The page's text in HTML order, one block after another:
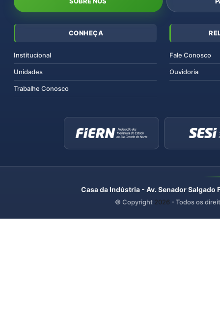
CONHEÇA
Institucional
Unidades
Trabalhe Conosco
Fale Conosco
Ouvidoria
Casa da Indústria - Av. Senador
© Copyright 2026 - Todos os